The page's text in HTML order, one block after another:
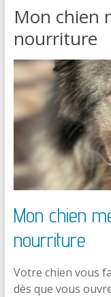
Mon chien
nourriture
Mon chien
nourriture
Votre chien vous
dès que vous